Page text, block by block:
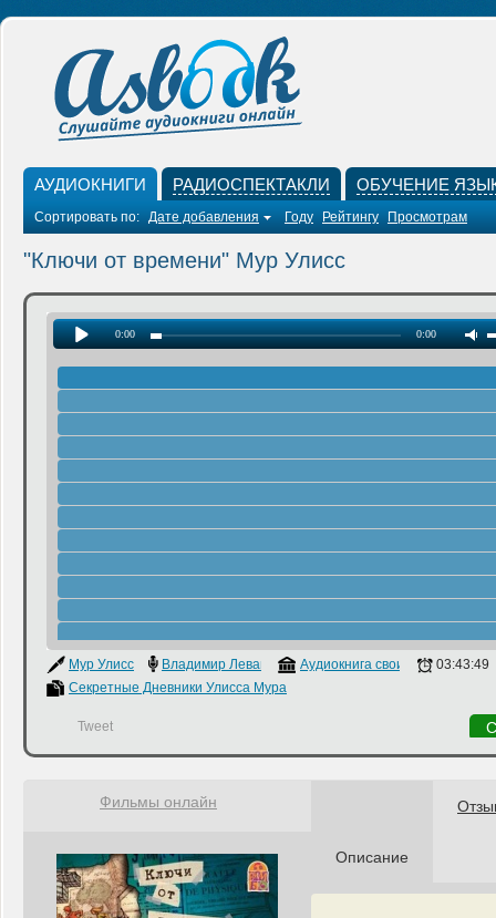
АУДИОКНИГИ РАДИОСПЕКТАКЛИ ОБУЧЕНИЕ
Сортировать по: Дате добавления Году Рейтингу Просмотрам
"Ключи от времени" Мур Улисс
0:00 0:00
Мур Улисс Владимир Левашёв Аудиокнига своими руками
03:43:49
Секретные Дневники Улисса Мура
Tweet
Описание
Фильмы онлайн